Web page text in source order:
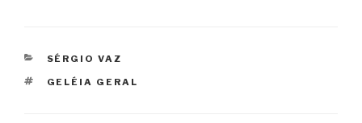
CATEGORIAS
SÉRGIO VAZ
TAGS
GELÉIA GERAL